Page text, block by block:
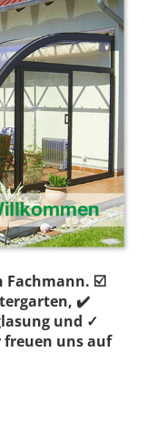
Fachmann. ☑️
✔️
und ✓
freuen uns auf